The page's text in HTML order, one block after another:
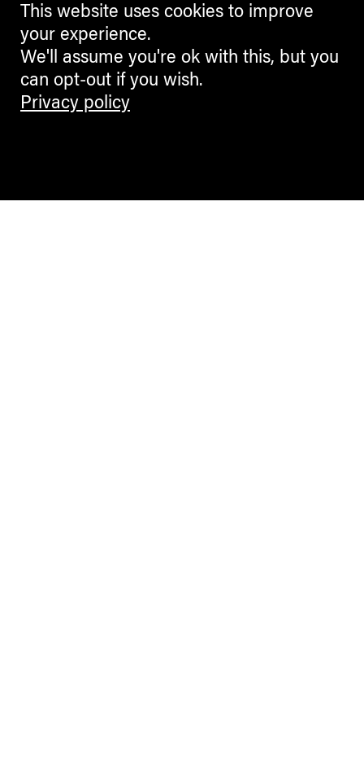
This website uses cookies to improve
your experience.
We'll assume you're ok with this, but you
can opt-out if you wish.
Privacy policy